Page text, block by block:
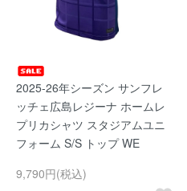
2025-26年シーズン サンフレ
ッチェ広島レジーナ ホームレ
プリカシャツ スタジアムユニ
フォーム S/S トップ WE
9,790円(税込)